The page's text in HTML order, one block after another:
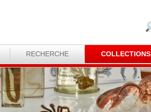
RECHERCHE COLLECTIONS